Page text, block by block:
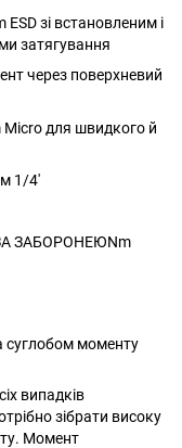
зі встановленим і
затягування
через поверхневий
для швидкого й
1/4'
ЗАБОРОНЕЮNm
суглобом моменту
випадків
зібрати високу
Момент